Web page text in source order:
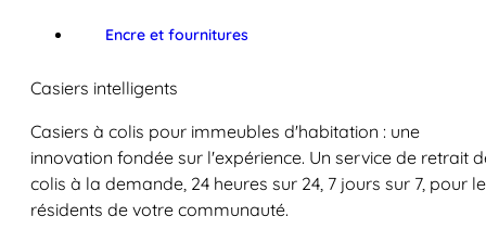
Encre et fournitures
Casiers intelligents
Casiers à colis pour immeubles d'habitation : une
innovation fondée sur l'expérience. Un service de retrait
colis à la demande, 24 heures sur 24, 7 jours sur 7, pour
résidents de votre communauté.